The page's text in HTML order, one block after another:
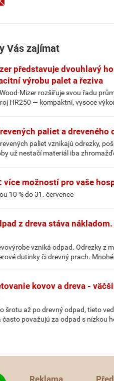
Vás zajímat
představuje dvouhlavý
výrobu palet a řeziva
Mizer rozšiřuje svou řadu
HR250 — kompaktní, vysoce
paliet a
paliet vznikajú odrezky,
už nestačí materiál iba
více možností pro vaše
10 % do 31. července
z dreva stáva
vzniká odpad. Odrezky z
dutinky či drevný prach.
kovov a dreva -
šrotu až po drevný odpad, tieto
často považujú za odpad s nízkou
Reklama